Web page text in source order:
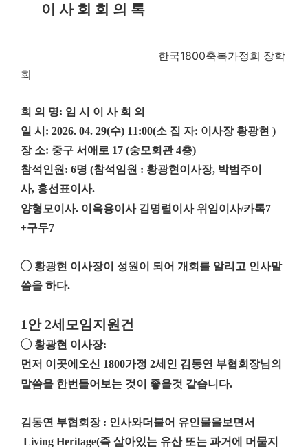
이 사 회 회 의 록
한국1800축복가정회 장학
회
회 의 명: 임 시 이 사 회 의
일 시 : 2026. 04. 29(수) 11:00(소 집 자: 이사장 황광현 )
장 소: 중구 서애로 17 (숭모회관4층)
참석인원 : 6명 (참석임원 : 황광현이사장, 박범주이
사, 홍선표이사.
양형모이사. 이옥용이사 김명렬이사 위임이사/카톡7
+구두7
◯ 황광현 이사장이 성원이 되어 개회를 알리고 인사말
씀을 하다.
1 안2세모임지원건
◯ 황광현 이사장:
먼저 이곳에오신 1800가정 2세인 김동연 부협회장님의
말씀을 한번들어보는 것이 좋을것 같습니다.
김동연 부협회장 : 인사와더불어 유인물을보면서
Living Heritage(즉 살아있는 유산 또는 과거에 머물지